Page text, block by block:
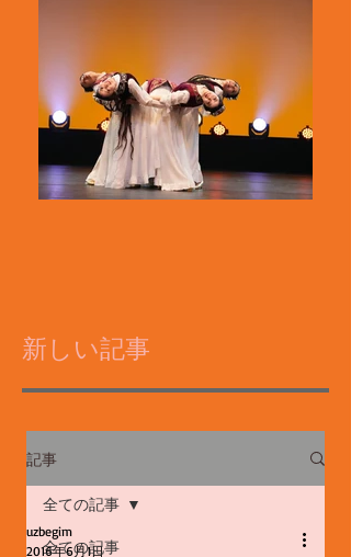
新しい記事
記事
全ての記事
全ての記事
uzbegim
2016年6月1日